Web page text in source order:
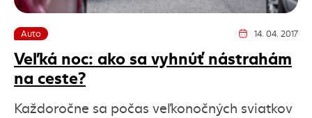
Auto Dátum vydania
14. 04. 2017
Veľká noc: ako sa vyhnúť nástrahám
na ceste?
Každoročne sa počas veľkonočných sviatkov